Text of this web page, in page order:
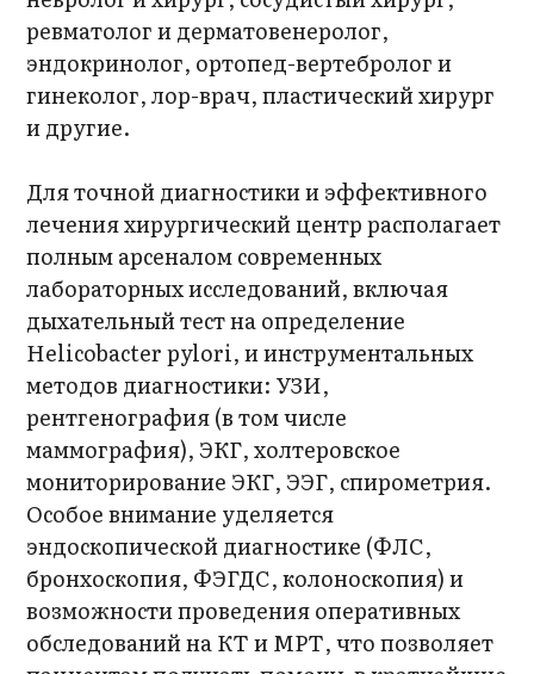
ревматолог и дерматовенеролог,
эндокринолог, ортопед-вертебролог и
гинеколог, лор-врач, пластический хирург
и другие.
Для точной диагностики и эффективного
лечения хирургический центр располагает
полным арсеналом современных
лабораторных исследований, включая
дыхательный тест на определение
Helicobacter pylori, и инструментальных
методов диагностики: УЗИ,
рентгенография (в том числе
маммография), ЭКГ, холтеровское
мониторирование ЭКГ, ЭЭГ, спирометрия.
Особое внимание уделяется
эндоскопической диагностике (ФЛС,
бронхоскопия, ФЭГДС, колоноскопия) и
возможности проведения оперативных
обследований на КТ и МРТ, что позволяет